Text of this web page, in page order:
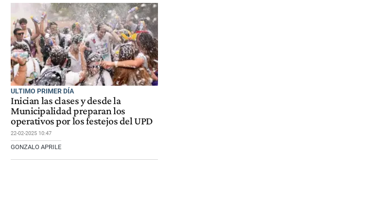
ULTIMO PRIMER DÍA
Inician las clases y desde la
Municipalidad preparan los
operativos por los festejos del UPD
22-02-2025 10:47
GONZALO APRILE